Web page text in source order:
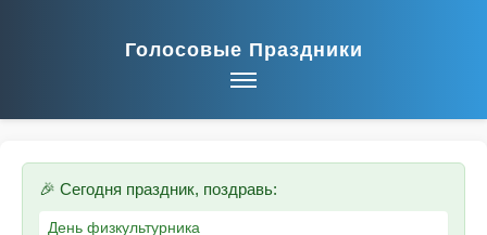
Голосовые Праздники
🎉 Сегодня праздник, поздравь:
День физкультурника